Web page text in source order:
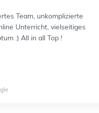
Team, unkomplizierte
vielseitiges
:) All in all Top !